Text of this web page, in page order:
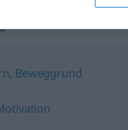
, Beweggrund